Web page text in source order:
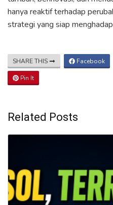
hanya reaktif terhadap
strategi yang siap
SHARE THIS Facebook
Pin It
Related Posts